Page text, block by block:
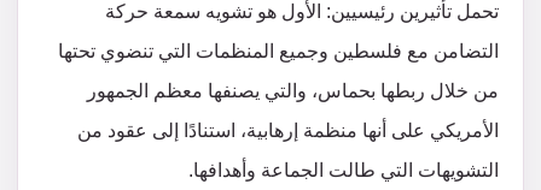
تحمل تأثيرين رئيسيين: الأول هو تشويه سمعة حركة
التضامن مع فلسطين وجميع المنظمات التي تنضوي تحتها
من خلال ربطها بحماس، والتي يصنفها معظم الجمهور
الأمريكي على أنها منظمة إرهابية، استنادًا إلى عقود من
التشويهات التي طالت الجماعة وأهدافها.